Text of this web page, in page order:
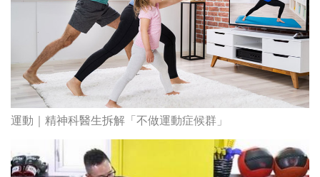
運動｜精神科醫生拆解「不做運動症候群」